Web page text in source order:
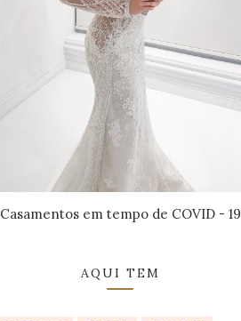
Casamentos em tempo de COVID - 19
AQUI TEM